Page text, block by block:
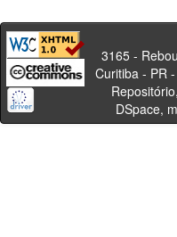
Av.
3165 -
Curitiba
DSpace,